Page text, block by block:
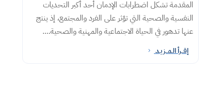
المقدمة تشكل اضطرابات الإدمان أحد أكبر التحديات
النفسية والصحية التي تؤثر على الفرد والمجتمع، إذ ينتج
عنها تدهور في الحياة الاجتماعية والمهنية والصحية....
إقــرأ الـمــزيـد 5